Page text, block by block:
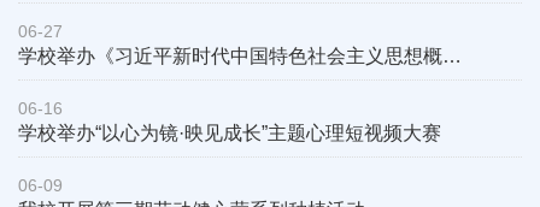
06-27
学校举办《习近平新时代中国特色社会主义思想概论》集体备课会
06-16
学校举办“以心为镜·映见成长”主题心理短视频大赛
06-09